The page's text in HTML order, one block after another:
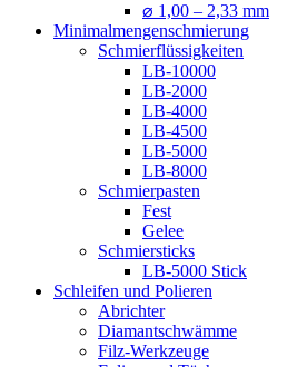
⌀ 1,00 – 2,33 mm
Minimalmengenschmierung
Schmierflüssigkeiten
LB-10000
LB-2000
LB-4000
LB-4500
LB-5000
LB-8000
Schmierpasten
Fest
Gelee
Schmiersticks
LB-5000 Stick
Schleifen und Polieren
Abrichter
Diamantschwämme
Filz-Werkzeuge